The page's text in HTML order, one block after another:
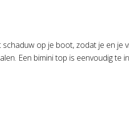
op je boot, zodat je en je
Een bimini top is eenvoudig te